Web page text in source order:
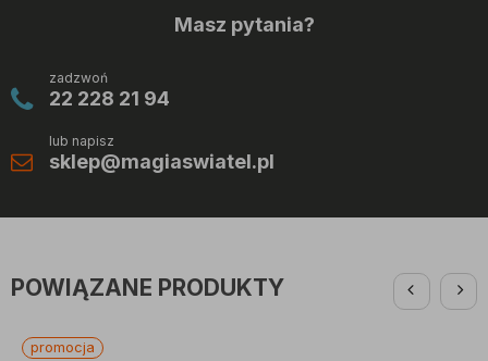
Masz pytania?
zadzwoń
22 228 21 94
lub napisz
sklep@magiaswiatel.pl
POWIĄZANE PRODUKTY
promocja